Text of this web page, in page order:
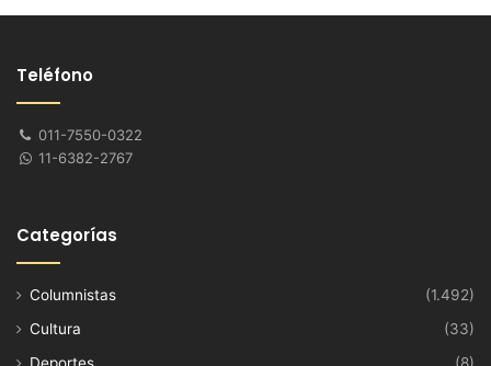
Teléfono
011-7550-0322
11-6382-2767
Categorías
Columnistas
(1.492)
Cultura
(33)